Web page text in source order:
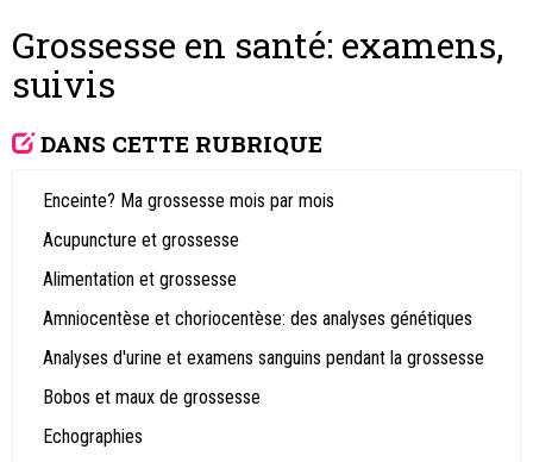
Grossesse en santé: examens,
suivis
DANS CETTE RUBRIQUE
Enceinte? Ma grossesse mois par mois
Acupuncture et grossesse
Alimentation et grossesse
Amniocentèse et choriocentèse: des analyses génétiques
Analyses d'urine et examens sanguins pendant la grossesse
Bobos et maux de grossesse
Echographies